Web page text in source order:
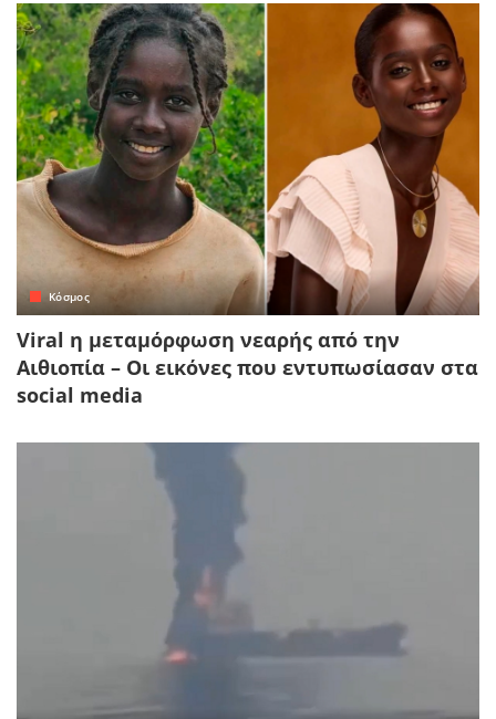
Κόσμος
Viral η μεταμόρφωση νεαρής από την
Αιθιοπία – Οι εικόνες που εντυπωσίασαν στα
social media